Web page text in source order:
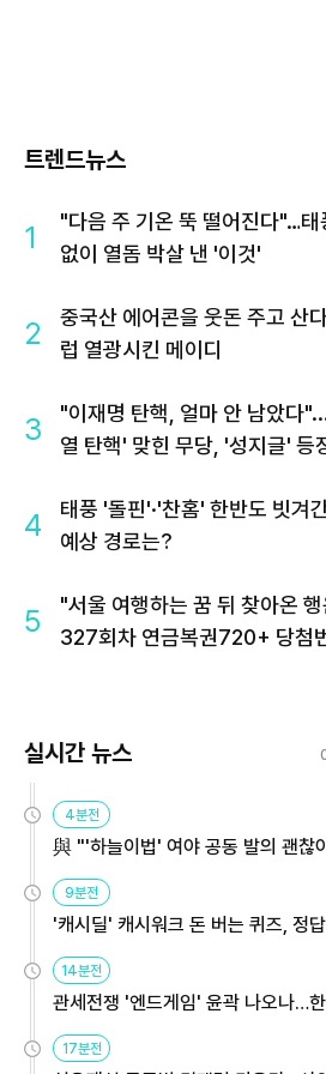
트렌드뉴스
1
"다음 주 기온 뚝 떨어진다"…태
없이 열돔 박살 낸 '이것'
2
중국산 에어콘을 웃돈 주고 산
럽 열광시킨 메이디
3
"이재명 탄핵, 얼마 안 남았다
열 탄핵' 맞힌 무당, '성지글' 등
4
태풍 '돌핀'·'찬홈' 한반도 빗겨
예상 경로는?
5
"서울 여행하는 꿈 뒤 찾아온
327회차 연금복권720+ 당첨
실시간 뉴스
4분전
與 "'하늘이법' 여야 공동 발의 괜찮
9분전
'캐시딜' 캐시워크 돈 버는 퀴즈, 정
14분전
관세전쟁 '엔드게임' 윤곽 나오나…
용해야
17분전